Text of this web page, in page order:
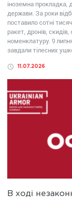
іноземна прокладка,
держави. За роки
поставило сотні
ракет, дронів,
номенклатуру. 9
завдали тілесних
11.07.2026
В ході